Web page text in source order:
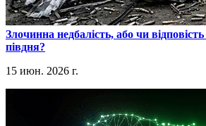
​Злочинна недбалість, або чи
півдня?
15 июн. 2026 г.